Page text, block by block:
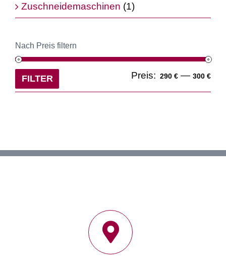
Zuschneidemaschinen (1)
Nach Preis filtern
FILTER Preis: 290 € — 300 €